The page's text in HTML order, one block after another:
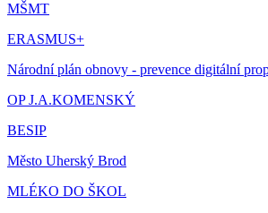
MŠMT
ERASMUS+
Národní plán obnovy - prevence digitální
OP J.A.KOMENSKÝ
BESIP
Město Uherský Brod
MLÉKO DO ŠKOL